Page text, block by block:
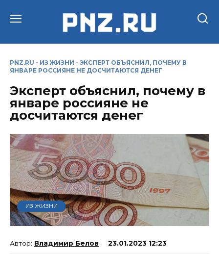
PNZ.RU - ИЗ ЖИЗНИ - ЭКСПЕРТ ОБЪЯСНИЛ, ПОЧЕМУ В
ЯНВАРЕ РОССИЯНЕ НЕ ДОСЧИТАЮТСЯ ДЕНЕГ
Эксперт объяснил, почему в
январе россияне не
досчитаются денег
ИЗ ЖИЗНИ
Владимир Белов 23.01.2023 12:23